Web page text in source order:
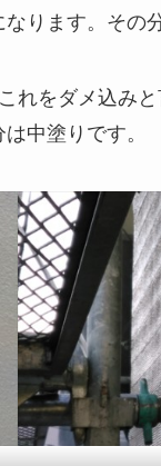
ります。その
をダメ込み
中塗りです。